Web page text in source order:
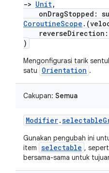
-> Unit,
onDragStopped:
CoroutineScope
reverseDirection:
)
Mengonfigurasi tarik
satu
Orientation .
Cakupan: Semua
Modifier.
Gunakan pengubah ini
item selectable ,
bersama-sama untuk